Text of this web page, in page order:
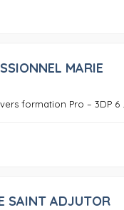
MARIE
formation Pro – 3DP 6 ...
SAINT ADJUTOR